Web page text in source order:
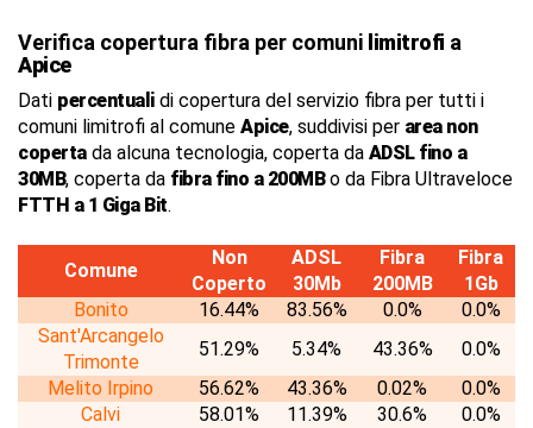
Verifica copertura fibra per comuni limitrofi a
Apice
Dati percentualidi copertura del servizio fibra per tutti i
comuni limitrofi al comune Apice, suddivisi per area non
copertada alcuna tecnologia, coperta da ADSL fino a
30MB, coperta da fibra fino a 200MBo da Fibra Ultraveloce
FTTH a 1 Giga Bit.
Comune
Non
Coperto
ADSL
30Mb
Fibra
200MB
Fibra
1Gb
Bonito
16.44% 83.56% 0.0%
0.0%
Sant'Arcangelo
Trimonte
51.29% 5.34% 43.36%
0.0%
Melito Irpino
56.62% 43.36% 0.02%
0.0%
Calvi
58.01% 11.39% 30.6%
0.0%